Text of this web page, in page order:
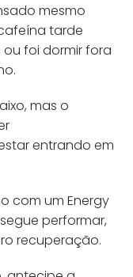
mesmo
tarde
foi dormir fora
mas o
entrando em
com um Energy
performar,
recuperação.